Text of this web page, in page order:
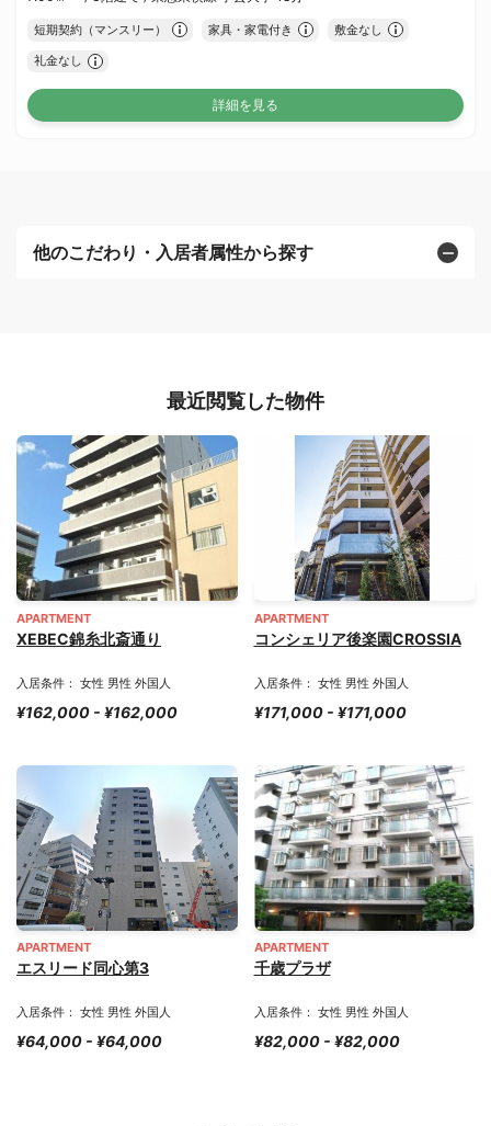
短期契約（マンスリー） 家具・家電付き 敷金なし
礼金なし
詳細を見る
他のこだわり・入居者属性から探す
最近閲覧した物件
APARTMENT
XEBEC錦糸北斎通り
入居条件： 女性 男性 外国人
¥162,000 - ¥162,000
APARTMENT
コンシェリア後楽園CROSSIA
入居条件： 女性 男性 外国人
¥171,000 - ¥171,000
APARTMENT
エスリード同心第3
入居条件： 女性 男性 外国人
¥64,000 - ¥64,000
APARTMENT
千歳プラザ
入居条件： 女性 男性 外国人
¥82,000 - ¥82,000